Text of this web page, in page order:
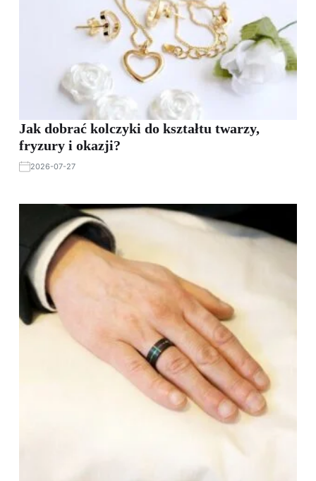
Jak dobrać kolczyki do kształtu twarzy,
fryzury i okazji?
2026-07-27